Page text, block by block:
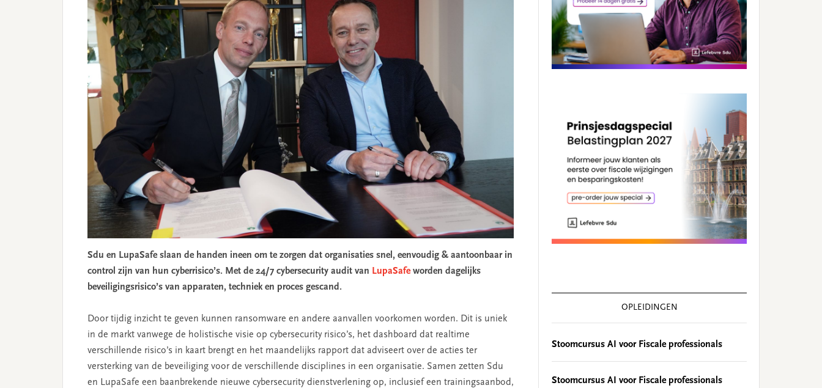
Sdu en LupaSafe slaan de handen ineen om te zorgen dat organisaties snel, eenvoudig & aantoonbaar in
control zijn van hun cyberrisico’s. Met de 24/7 cybersecurity audit van LupaSafeworden dagelijks
beveiligingsrisico’s van apparaten, techniek en proces gescand.
Door tijdig inzicht te geven kunnen ransomware en andere aanvallen voorkomen worden. Dit is uniek
in de markt vanwege de holistische visie op cybersecurity risico’s, het dashboard dat realtime
verschillende risico’s in kaart brengt en het maandelijks rapport dat adviseert over de acties ter
versterking van de beveiliging voor de verschillende disciplines in een organisatie. Samen zetten Sdu
en LupaSafe een baanbrekende nieuwe cybersecurity dienstverlening op, inclusief een trainingsaanbod,
OPLEIDINGEN
Stoomcursus AI voor Fiscale professionals
Stoomcursus AI voor Fiscale professionals